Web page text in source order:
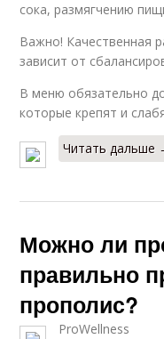
сока, размягчению
Важно! Качественная
зависит от
В меню обязательно
которые крепят и
Читать дальше
Можно ли
правильно
прополис?
ProWellness